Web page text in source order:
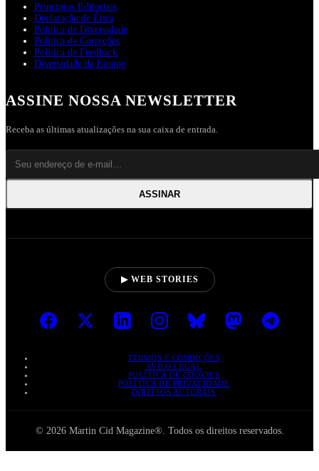
Princípios Editoriais
Declaração de Ética
Política de Diversidade
Política de Correções
Política de Feedback
Diversidade da Equipe
ASSINE NOSSA NEWSLETTER
Receba as últimas atualizações na sua caixa de entrada.
ASSINAR
▶ WEB STORIES
TERMOS E CONDIÇÕES
AVISO LEGAL
POLÍTICA DE COOKIES
POLÍTICA DE PRIVACIDADE
DIREITOS AUTORAIS
© 2026 Martin Cid Magazine®. Todos os direitos reservados.